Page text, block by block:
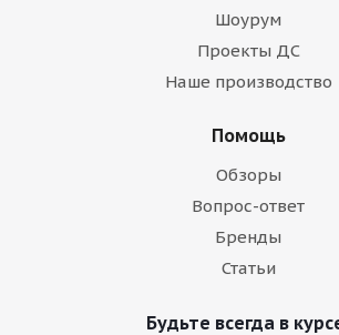
Шоурум
Проекты ДС
Наше производство
Помощь
Обзоры
Вопрос-ответ
Бренды
Статьи
Будьте всегда в